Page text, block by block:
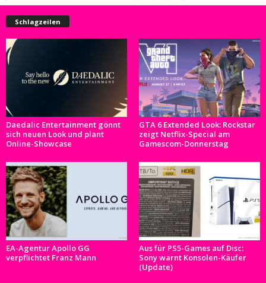
Schlagzeilen
Daedalic Entertainment gönnt
sich neuen Look und plant
Online-Showcase
GTA 6 Extended Look: Rockstar
zeigt Netflix-Special am
Gamescom-Donnerstag
EA-Agentur Apollo GG
verpflichtet Franz Mann
Aus für PS5-Games auf Disc:
Sony warnt Konsolen-Käufer
(Update)